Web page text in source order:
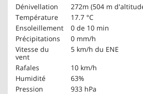
Dénivellation
272m (504 m
Température
17.7 °C
Ensoleillement
0 de 10 min
Précipitations
0 mm/h
Vitesse du
vent
5 km/h du ENE
Rafales
10 km/h
Humidité
63%
Pression
933 hPa